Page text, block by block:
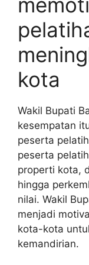
kota
Wakil Bupati
kesempatan
peserta
peserta
properti kota,
hingga
nilai. Wakil
menjadi
kota-kota
kemandirian.